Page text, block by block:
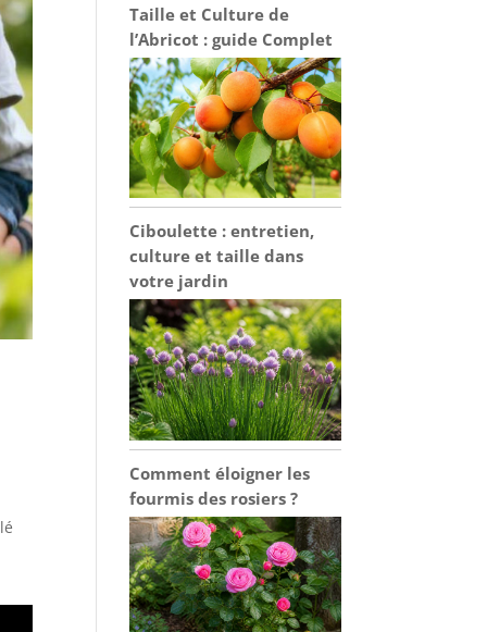
Taille et Culture de
l’Abricot : guide Complet
Ciboulette : entretien,
culture et taille dans
votre jardin
Comment éloigner les
fourmis des rosiers ?